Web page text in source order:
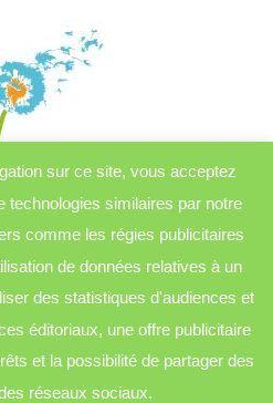
Casson | design by
sur ce site, vous acceptez
technologies similaires par notre
comme les régies publicitaires
de données relatives à un
des statistiques d'audiences et
éditoriaux, une offre publicitaire
et la possibilité de partager des
réseaux sociaux.